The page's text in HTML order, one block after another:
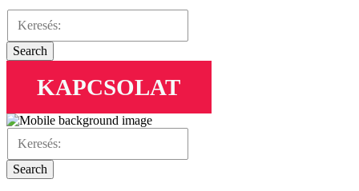
Search
KAPCSOLAT
Search